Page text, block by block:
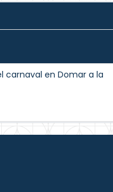
carnaval en Domar a la